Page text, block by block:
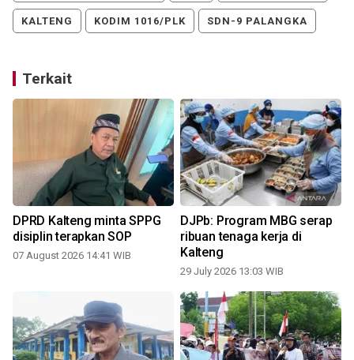
KALTENG KODIM 1016/PLK SDN-9 PALANGKA
Terkait
DPRD Kalteng minta SPPG
disiplin terapkan SOP
07 August 2026 14:41 WIB
DJPb: Program MBG serap
ribuan tenaga kerja di
Kalteng
29 July 2026 13:03 WIB